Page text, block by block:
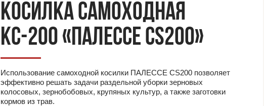
КОСИЛКА САМОХОДНАЯ
КС-200 «ПАЛЕССЕ CS200»
Использование самоходной косилки ПАЛЕССЕ CS200 позволяет
эффективно решать задачи раздельной уборки зерновых
колосовых, зернобобовых, крупяных культур, а также заготовки
кормов из трав.